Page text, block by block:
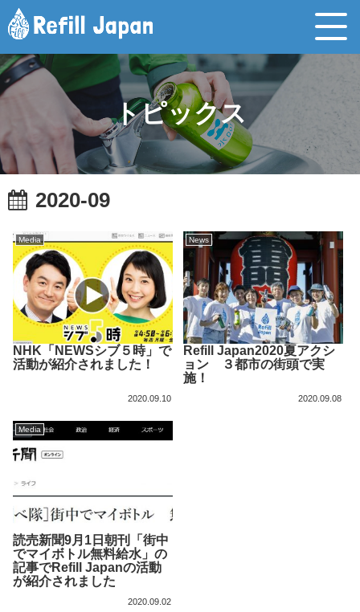
トピックス
2020-09
Media
NHK「NEWSシブ５時」で
活動が紹介されました！
2020.09.10
News
Refill Japan2020夏アクシ
ョン ３都市の街頭で実
施！
2020.09.08
Media
読売新聞9月1日朝刊「街中
でマイボトル無料給水」の
記事でRefill Japanの活動
が紹介されました
2020.09.02